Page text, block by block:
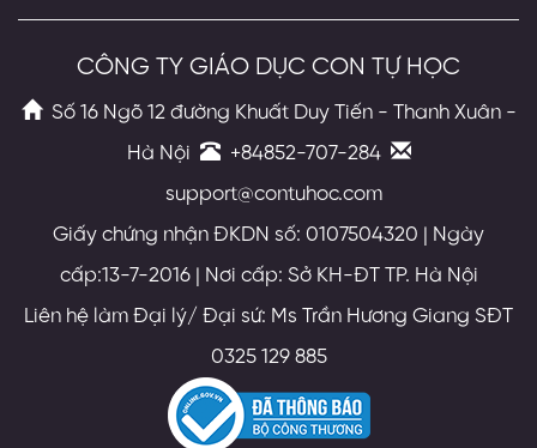
CÔNG TY GIÁO DỤC CON TỰ HỌC
Số 16 Ngõ 12 đường Khuất Duy Tiến - Thanh Xuân -
Hà Nội
+84852-707-284
support@contuhoc.com
Giấy chứng nhận ĐKDN số: 0107504320 | Ngày
cấp:13-7-2016 | Nơi cấp: Sở KH-ĐT TP. Hà Nội
Liên hệ làm Đại lý/ Đại sứ: Ms Trần Hương Giang SĐT
0325 129 885